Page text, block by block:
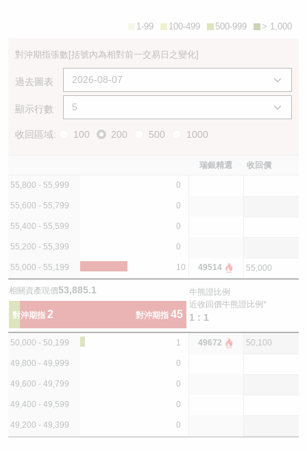
> 1,000
500-999
100-499
1-99
對沖期指張數[括號內為相對前一交易日之變化]
過去圖表
顯示行數
收回區域: 100 200 500 1000
瑞銀精選 收回價
55,800 - 55,999 0
55,600 - 55,799 0
55,400 - 55,599 0
55,200 - 55,399 0
55,000 - 55,199 10 49514 55,000
相關資產現價53,885.1
對沖期指 2 對沖期指 45
牛熊證比例
近收回價牛熊證比例*
1 : 1
50,000 - 50,199 1 49672 50,100
49,800 - 49,999 0
49,600 - 49,799 0
49,400 - 49,599 0
49,200 - 49,399 0